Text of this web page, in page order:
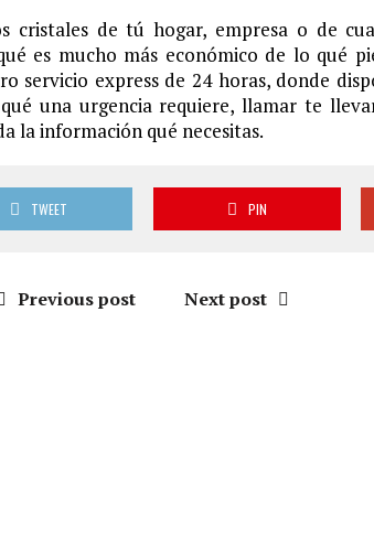
cristales de tú hogar, empresa o de
es mucho más económico de lo qué
servicio express de 24 horas, donde
una urgencia requiere, llamar te
la información qué necesitas.
TWEET PIN
Previous post Next post